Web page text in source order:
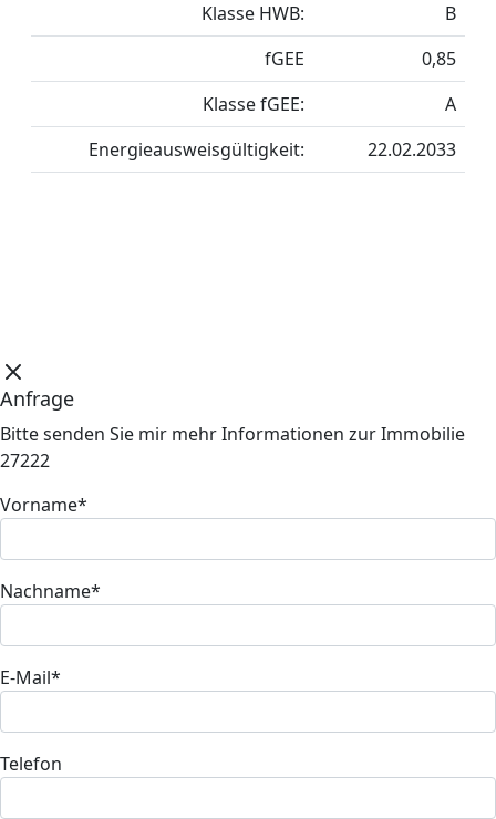
Klasse HWB:
B
fGEE
0,85
Klasse fGEE:
A
Energieausweisgültigkeit:
22.02.2033
Anfrage
Bitte senden Sie mir mehr Informationen zur Immobilie
27222
Vorname*
Nachname*
E-Mail*
Telefon